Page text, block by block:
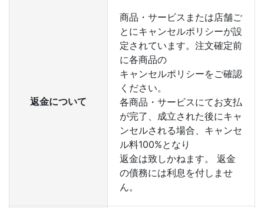
返金について
商品・サービスまたは店舗ご
とにキャンセルポリシーが設
定されています。注文確定前
に各商品の
キャンセルポリシーをご確認
ください。
各商品・サービスにてお支払
が完了、成立された後にキャ
ンセルされる場合、キャンセ
ル料100%となり
返金は致しかねます。 返金
の債務には利息を付しませ
ん。